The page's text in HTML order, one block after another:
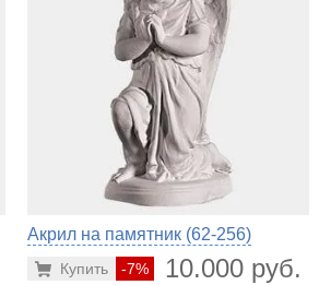
Акрил на памятник (62-256)
-7% 10.000 руб.
Купить